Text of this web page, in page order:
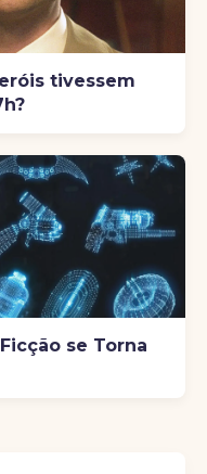
tivessem
se Torna